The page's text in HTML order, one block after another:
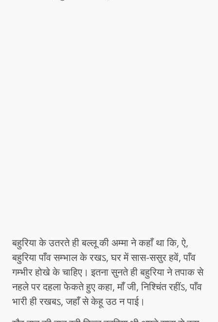
बहुरिया के उतरते ही बल्लू की अम्मा ने कहाँ था कि, ऐ,
बहुरिया पाँव सम्भाल के रखऽ, घर में सास-ससुर हवें, पाँव
गम्भीर होखे के चाहिए। इतना सुनते ही बहुरिया ने तपाक से
नहले पर दहला फेकते हुए कहा, माँ जी, निश्चिंत रहींऽ, पाँव
भारी ही रखबऽ, जहाँ से केहू उठ न पाई।